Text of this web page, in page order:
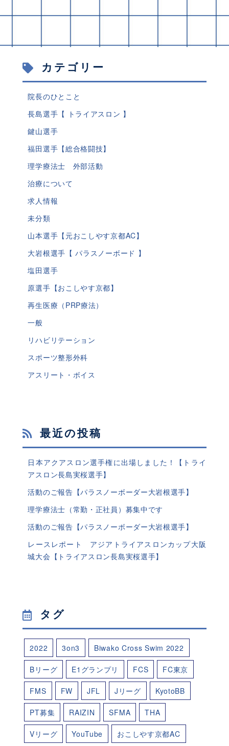
カテゴリー
院長のひとこと
長島選手【 トライアスロン 】
鍵山選手
福田選手【総合格闘技】
理学療法士 外部活動
治療について
求人情報
未分類
山本選手【元おこしやす京都AC】
大岩根選手【 パラスノーボード 】
塩田選手
原選手【おこしやす京都】
再生医療（PRP療法）
一般
リハビリテーション
スポーツ整形外科
アスリート・ボイス
最近の投稿
日本アクアスロン選手権に出場しました！【トライ
アスロン長島実桜選手】
活動のご報告【パラスノーボーダー大岩根選手】
理学療法士（常勤・正社員）募集中です
活動のご報告【パラスノーボーダー大岩根選手】
レースレポート アジアトライアスロンカップ大阪
城大会【トライアスロン長島実桜選手】
タグ
2022 3on3 Biwako Cross Swim 2022
Bリーグ E1グランプリ FCS FC東京
FMS FW JFL Jリーグ KyotoBB
PT募集 RAIZIN SFMA THA
Vリーグ YouTube おこしやす京都AC